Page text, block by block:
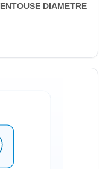
DIAMETRE